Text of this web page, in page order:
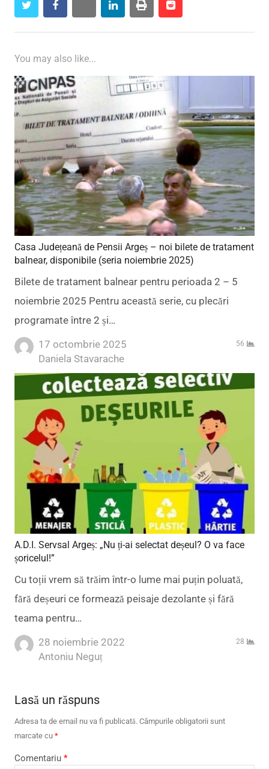
twitterfacebookwhatsapplinkedinprint reddit
reddit
You may also like...
Casa Județeană de Pensii Argeș – noi bilete de tratament
balnear, disponibile (seria noiembrie 2025)
Bilete de tratament balnear pentru perioada 2 – 5
noiembrie 2025 Pentru această serie, cu plecări
programate între 2 și…
17 octombrie 2025
Author
Daniela Stavarache
56
A.D.I. Servsal Argeș: „Nu ți-ai selectat deșeul? O va face
șoricelul!”
Cu toții vrem să trăim într-o lume mai puțin poluată,
fără deșeuri ce formează peisaje dezolante și fără
teama pentru…
28 noiembrie 2022
Author
Antoniu Neguț
28
Lasă un răspuns
Adresa ta de email nu va fi publicată. Câmpurile obligatorii sunt
marcate cu *
Comentariu *